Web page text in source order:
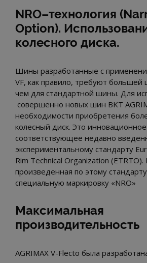
NRO–технология
Option).
колесного диска.
Шины разработанные с
VF, как правило, требуют
чем для стандартной шины. Для
совершенно новых шин BKT
необходимости приобретения
колесный диск. Это
соответствующее недавно
экспериментальному стандарту
Rim Technical Organization
произведенная по этому
специальную маркировку «NRO»
Максимальная
производительность
AGRIMAX V-Flecto была